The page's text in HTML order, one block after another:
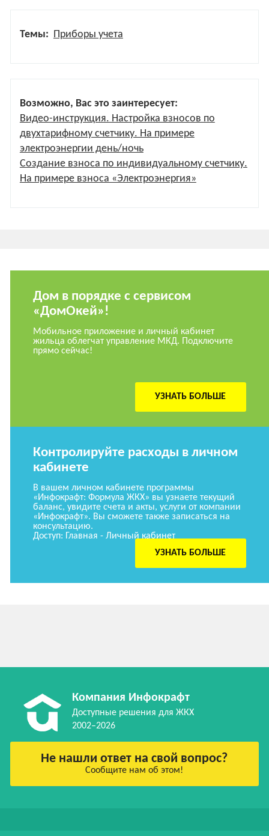
Темы: Приборы учета
Возможно, Вас это заинтересует:
Видео-инструкция. Настройка взносов по
двухтарифному счетчику. На примере
электроэнергии день/ночь
Создание взноса по индивидуальному счетчику.
На примере взноса «Электроэнергия»
Дом в порядке с сервисом
«ДомОкей»!
Мобильное приложение и личный кабинет
жильца облегчат управление МКД. Подключите
прямо сейчас!
УЗНАТЬ БОЛЬШЕ
Контролируйте расходы в личном
кабинете
В вашем личном кабинете программы
«Инфокрафт: Формула ЖКХ» вы узнаете текущий
баланс, увидите счета и акты, услуги от компании
«Инфокрафт». Вы сможете также записаться на
консультацию.
Доступ: Главная - Личный кабинет
УЗНАТЬ БОЛЬШЕ
Компания Инфокрафт
Доступные решения для ЖКХ
2002–2026
Не нашли ответ на свой вопрос?
Сообщите нам об этом!